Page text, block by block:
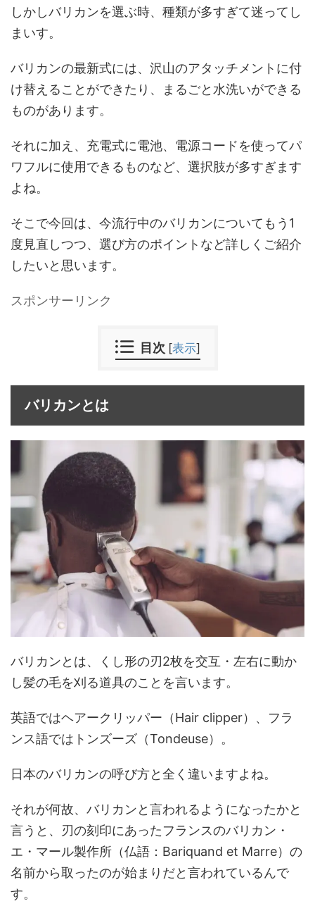
しかしバリカンを選ぶ時、種類が多すぎて迷ってし
まいす。
バリカンの最新式には、沢山のアタッチメントに付
け替えることができたり、まるごと水洗いができる
ものがあります。
それに加え、充電式に電池、電源コードを使ってパ
ワフルに使用できるものなど、選択肢が多すぎます
よね。
そこで今回は、今流行中のバリカンについてもう1
度見直しつつ、選び方のポイントなど詳しくご紹介
したいと思います。
スポンサーリンク
目次 [表示]
バリカンとは
バリカンとは、くし形の刃2枚を交互・左右に動か
し髪の毛を刈る道具のことを言います。
英語ではヘアークリッパー（Hair clipper）、フラ
ンス語ではトンズーズ（Tondeuse）。
日本のバリカンの呼び方と全く違いますよね。
それが何故、バリカンと言われるようになったかと
言うと、刃の刻印にあったフランスのバリカン・
エ・マール製作所（仏語：Bariquand et Marre）の
名前から取ったのが始まりだと言われているんで
す。